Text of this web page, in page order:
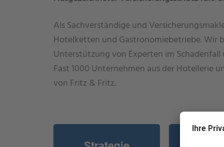
Als Sachverständige und
Hotelketten und Gastronomiebetriebe. Wir
Unterstützung von Experten im
Fast 1000 Unternehmen aus der Hotellerie
von Fritz & Fritz.